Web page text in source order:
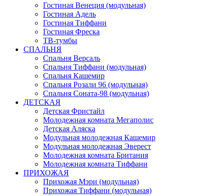
Гостиная Венеция (модульная)
Гостиная Адель
Гостиная Тиффани
Гостиная Фреска
ТВ-тумбы
СПАЛЬНЯ
Спальня Версаль
Спальня Тиффани (модульная)
Спальня Кашемир
Спальня Розали 96 (модульная)
Спальня Соната-98 (модульная)
ДЕТСКАЯ
Детская Фристайл
Молодежная комната Мегаполис
Детская Аляска
Модульная молодежная Кашемир
Модульная молодежная Эверест
Молодежная комната Британия
Молодежная комната Тиффани
ПРИХОЖАЯ
Прихожая Мэри (модульная)
Прихожая Тиффани (модульная)